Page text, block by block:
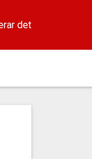
det